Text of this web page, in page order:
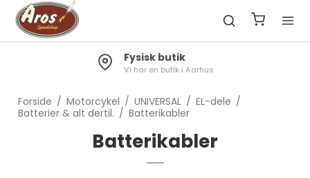
Fysisk butik
Vi har en butik i Aarhus
Forside / Motorcykel / UNIVERSAL / EL-dele /
Batterier & alt dertil. / Batterikabler
Batterikabler